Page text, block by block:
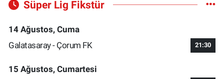
Süper Lig Fikstür
14 Ağustos, Cuma
Galatasaray - Çorum FK
21:30
15 Ağustos, Cumartesi